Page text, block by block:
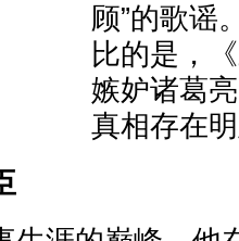
顾”的歌谣
比的是，
嫉妒诸葛
真相存在